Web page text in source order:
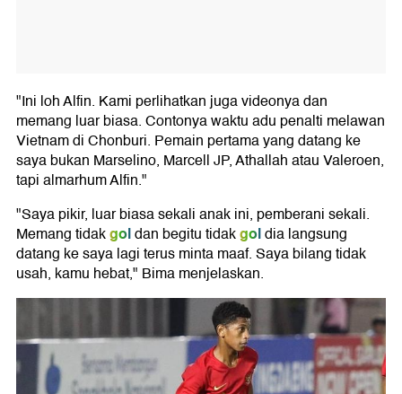
"Ini loh Alfin. Kami perlihatkan juga videonya dan
memang luar biasa. Contonya waktu adu penalti melawan
Vietnam di Chonburi. Pemain pertama yang datang ke
saya bukan Marselino, Marcell JP, Athallah atau Valeroen,
tapi almarhum Alfin."
"Saya pikir, luar biasa sekali anak ini, pemberani sekali.
Memang tidakgoldan begitu tidakgoldia langsung
datang ke saya lagi terus minta maaf. Saya bilang tidak
usah, kamu hebat," Bima menjelaskan.